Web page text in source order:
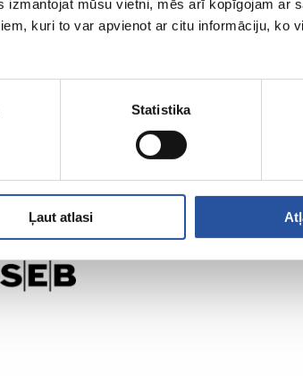
izmantojat mūsu vietni, mēs arī kopīgojam ar
kuri to var apvienot ar citu informāciju, ko
Statistika
Ļaut atlasi